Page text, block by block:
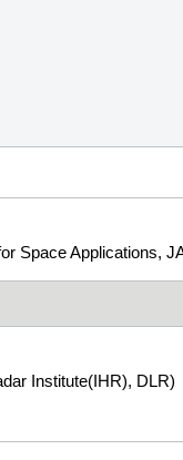
Space Applications,
Institute(IHR), DLR)